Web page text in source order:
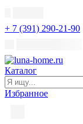
+ 7 (391) 290-21-90
Каталог
Избранное